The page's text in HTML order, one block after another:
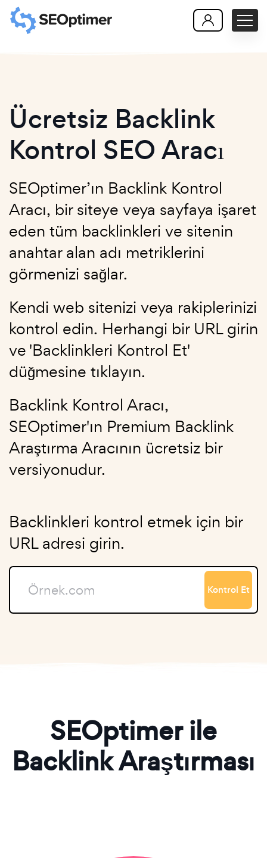
Ücretsiz Backlink
Kontrol SEO Aracı
SEOptimer’ın Backlink Kontrol
Aracı, bir siteye veya sayfaya işaret
eden tüm backlinkleri ve sitenin
anahtar alan adı metriklerini
görmenizi sağlar.
Kendi web sitenizi veya rakiplerinizi
kontrol edin. Herhangi bir URL girin
ve 'Backlinkleri Kontrol Et'
düğmesine tıklayın.
Backlink Kontrol Aracı,
SEOptimer'ın Premium Backlink
Araştırma Aracının ücretsiz bir
versiyonudur.
Backlinkleri kontrol etmek için bir
URL adresi girin.
Kontrol Et
SEOptimer ile
Backlink Araştırması